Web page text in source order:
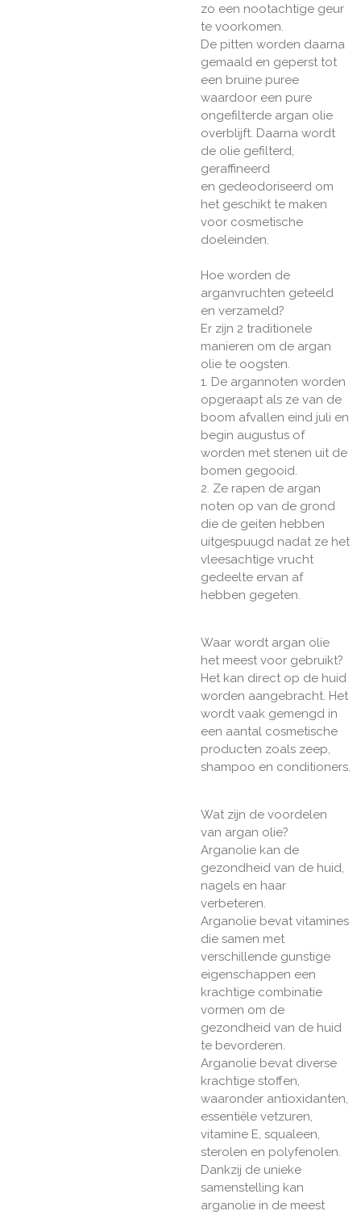
zo een nootachtige geur
te voorkomen.
De pitten worden daarna
gemaald en geperst tot
een bruine puree
waardoor een pure
ongefilterde argan olie
overblijft. Daarna wordt
de olie gefilterd,
geraffineerd
en gedeodoriseerd om
het geschikt te maken
voor cosmetische
doeleinden.
Hoe worden de
arganvruchten geteeld
en verzameld?
Er zijn 2 traditionele
manieren om de argan
olie te oogsten.
1. De argannoten worden
opgeraapt als ze van de
boom afvallen eind juli en
begin augustus of
worden met stenen uit de
bomen gegooid.
2. Ze rapen de argan
noten op van de grond
die de geiten hebben
uitgespuugd nadat ze het
vleesachtige vrucht
gedeelte ervan af
hebben gegeten.
Waar wordt argan olie
het meest voor gebruikt?
Het kan direct op de huid
worden aangebracht. Het
wordt vaak gemengd in
een aantal cosmetische
producten zoals zeep,
shampoo en conditioners.
Wat zijn de voordelen
van argan olie?
Arganolie kan de
gezondheid van de huid,
nagels en haar
verbeteren.
Arganolie bevat vitamines
die samen met
verschillende gunstige
eigenschappen een
krachtige combinatie
vormen om de
gezondheid van de huid
te bevorderen.
Arganolie bevat diverse
krachtige stoffen,
waaronder antioxidanten,
essentiële vetzuren,
vitamine E, squaleen,
sterolen en polyfenolen.
Dankzij de unieke
samenstelling kan
arganolie in de meest